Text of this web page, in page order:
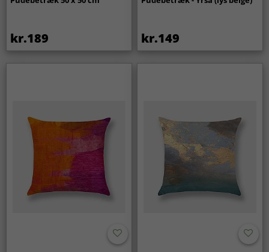
kr.189 kr.149